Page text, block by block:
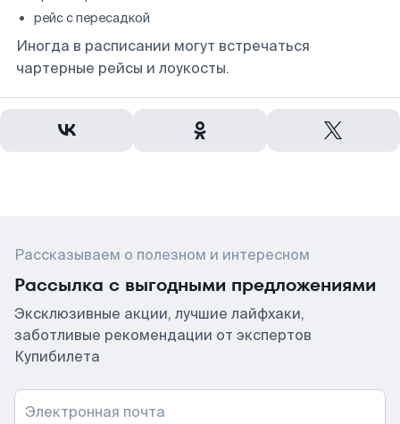
рейс с пересадкой
Иногда в расписании могут встречаться
чартерные рейсы и лоукосты.
Рассказываем о полезном и интересном
Рассылка с выгодными предложениями
Эксклюзивные акции, лучшие лайфхаки,
заботливые рекомендации от экспертов
Купибилета
Электронная почта